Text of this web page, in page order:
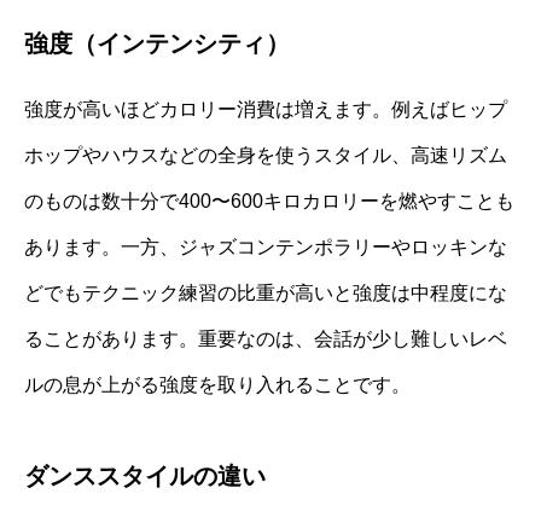
強度（インテンシティ）
強度が高いほどカロリー消費は増えます。例えばヒップ
ホップやハウスなどの全身を使うスタイル、高速リズム
のものは数十分で400〜600キロカロリーを燃やすことも
あります。一方、ジャズコンテンポラリーやロッキンな
どでもテクニック練習の比重が高いと強度は中程度にな
ることがあります。重要なのは、会話が少し難しいレベ
ルの息が上がる強度を取り入れることです。
ダンススタイルの違い